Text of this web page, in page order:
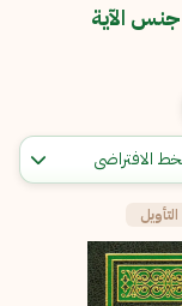
الآية